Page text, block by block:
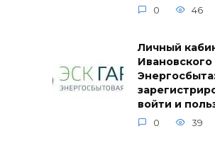
0 46
Личный
войти и
0 39